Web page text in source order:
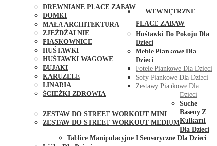
DREWNIANE PLACE ZABAW
DOMKI
MAŁA ARCHITEKTURA
ZJEŻDŻALNIE
PIASKOWNICE
HUŚTAWKI
HUŚTAWKI WAGOWE
BUJAKI
KARUZELE
LINARIA
ŚCIEŻKI ZDROWIA
ZESTAW DO STREET WORKOUT MINI
ZESTAW DO STREET WORKOUT MEDIUM
WEWNĘTRZNE
PLACE ZABAW
Huśtawki Do Pokoju Dla
Dzieci
Meble Piankowe Dla
Dzieci
Fotele Piankowe Dla Dzieci
Sofy Piankowe Dla Dzieci
Zestawy Piankowe Dla
Dzieci
Suche
Baseny Z
Kulkami
Dla Dzieci
Tablice Manipulacyjne I Sensoryczne Dla Dzieci